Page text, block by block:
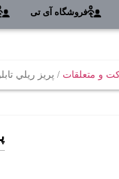
فروشگاه آی تی
و متعلقات / پريز ريلي